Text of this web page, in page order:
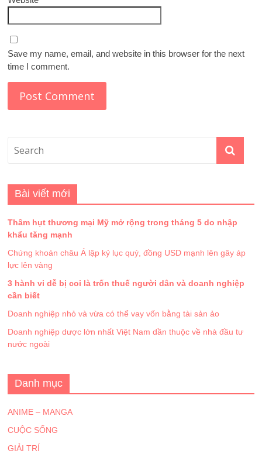
Save my name, email, and website in this browser for the next
time I comment.
Bài viết mới
Thâm hụt thương mại Mỹ mở rộng trong tháng 5 do nhập
khẩu tăng mạnh
Chứng khoán châu Á lập kỷ lục quý, đồng USD mạnh lên gây áp
lực lên vàng
3 hành vi dễ bị coi là trốn thuế người dân và doanh nghiệp
cần biết
Doanh nghiệp nhỏ và vừa có thể vay vốn bằng tài sản ảo
Doanh nghiệp dược lớn nhất Việt Nam dần thuộc về nhà đầu tư
nước ngoài
Danh mục
ANIME – MANGA
CUỘC SỐNG
GIẢI TRÍ